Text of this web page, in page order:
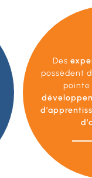
Des
possèdent
pointe